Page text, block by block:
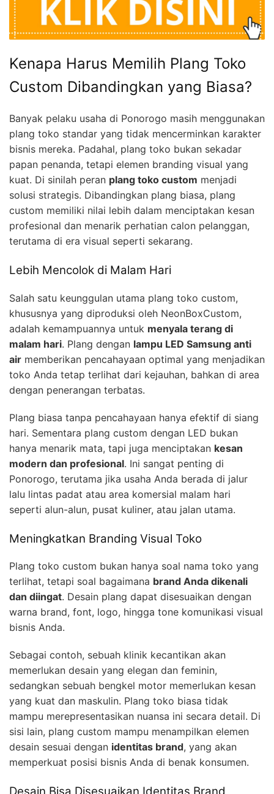
Kenapa Harus Memilih Plang Toko
Custom Dibandingkan yang Biasa?
Banyak pelaku usaha di Ponorogo masih menggunakan
plang toko standar yang tidak mencerminkan karakter
bisnis mereka. Padahal, plang toko bukan sekadar
papan penanda, tetapi elemen branding visual yang
kuat. Di sinilah peran plang toko custom menjadi
solusi strategis. Dibandingkan plang biasa, plang
custom memiliki nilai lebih dalam menciptakan kesan
profesional dan menarik perhatian calon pelanggan,
terutama di era visual seperti sekarang.
Lebih Mencolok di Malam Hari
Salah satu keunggulan utama plang toko custom,
khususnya yang diproduksi oleh NeonBoxCustom,
adalah kemampuannya untuk menyala terang di
malam hari. Plang dengan lampu LED Samsung anti
air memberikan pencahayaan optimal yang menjadikan
toko Anda tetap terlihat dari kejauhan, bahkan di area
dengan penerangan terbatas.
Plang biasa tanpa pencahayaan hanya efektif di siang
hari. Sementara plang custom dengan LED bukan
hanya menarik mata, tapi juga menciptakan kesan
modern dan profesional. Ini sangat penting di
Ponorogo, terutama jika usaha Anda berada di jalur
lalu lintas padat atau area komersial malam hari
seperti alun-alun, pusat kuliner, atau jalan utama.
Meningkatkan Branding Visual Toko
Plang toko custom bukan hanya soal nama toko yang
terlihat, tetapi soal bagaimana brand Anda dikenali
dan diingat. Desain plang dapat disesuaikan dengan
warna brand, font, logo, hingga tone komunikasi visual
bisnis Anda.
Sebagai contoh, sebuah klinik kecantikan akan
memerlukan desain yang elegan dan feminin,
sedangkan sebuah bengkel motor memerlukan kesan
yang kuat dan maskulin. Plang toko biasa tidak
mampu merepresentasikan nuansa ini secara detail. Di
sisi lain, plang custom mampu menampilkan elemen
desain sesuai dengan identitas brand, yang akan
memperkuat posisi bisnis Anda di benak konsumen.